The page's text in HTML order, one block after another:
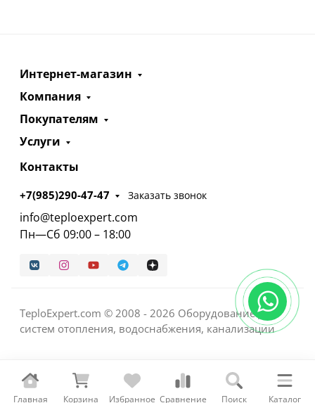
Главная Корзина Избранное Сравнение Поиск Каталог
Интернет-магазин
Компания
Покупателям
Услуги
Контакты
+7(985)290-47-47 Заказать звонок
info@teploexpert.com
Пн—Сб 09:00 – 18:00
TeploExpert.com © 2008 - 2026 Оборудование для
систем отопления, водоснабжения, канализации